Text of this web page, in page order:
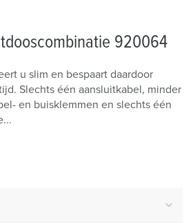
920064
u slim en bespaart daardoor
Slechts één aansluitkabel, minder
en buisklemmen en slechts één